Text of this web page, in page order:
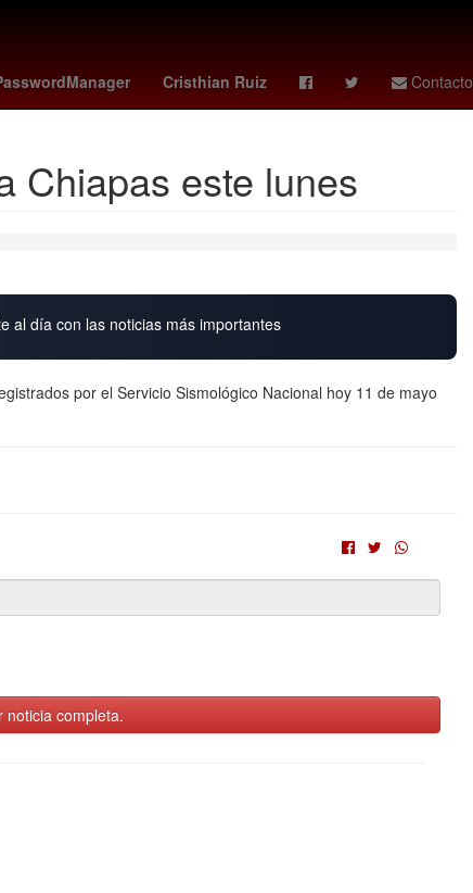
Cristhian Ruiz Contacto
club atlético morelia España HBO
Chiapas este lunes
al día con las noticias más importantes
por el Servicio Sismológico Nacional hoy 11 de mayo
noticia completa.